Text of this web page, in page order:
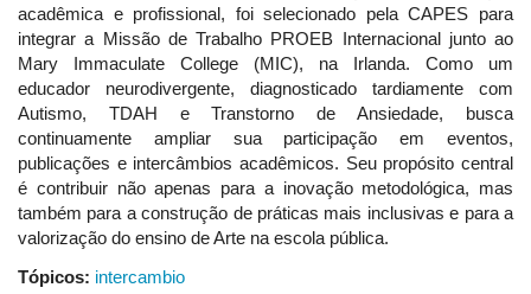
acadêmica e profissional, foi selecionado pela CAPES para
integrar a Missão de Trabalho PROEB Internacional junto ao
Mary Immaculate College (MIC), na Irlanda. Como um
educador neurodivergente, diagnosticado tardiamente com
Autismo, TDAH e Transtorno de Ansiedade, busca
continuamente ampliar sua participação em eventos,
publicações e intercâmbios acadêmicos. Seu propósito central
é contribuir não apenas para a inovação metodológica, mas
também para a construção de práticas mais inclusivas e para a
valorização do ensino de Arte na escola pública.
Tópicos: intercambio